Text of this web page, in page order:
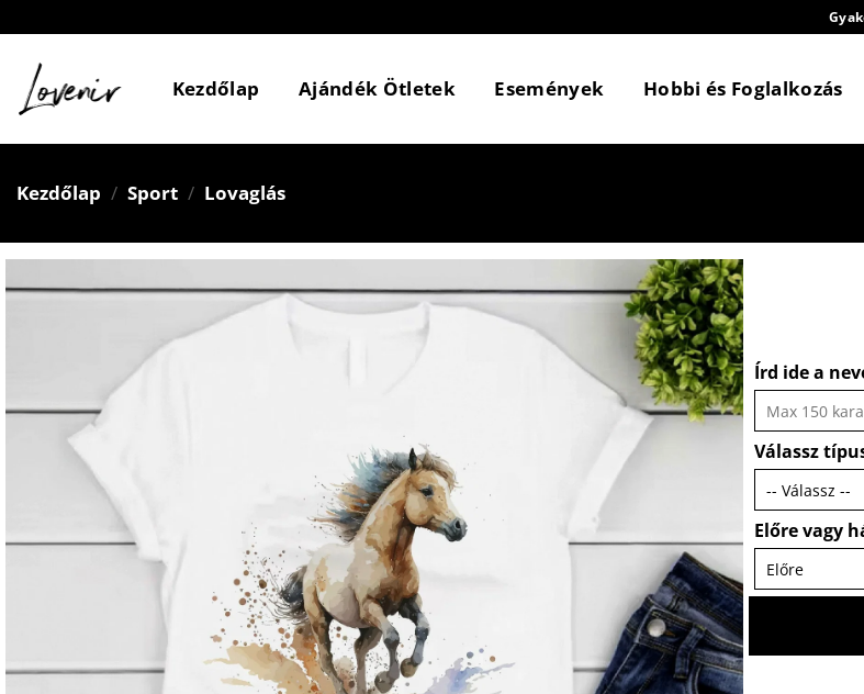
content
Kezdőlap Ajándék Ötletek Események Hobbi és Foglalkozás
Kezdőlap / Sport / Lovaglás
Írd ide a
Válassz
Előre vagy